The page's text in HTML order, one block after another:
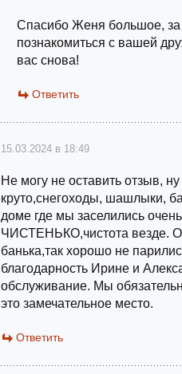
Спасибо Женя большое,
познакомиться с вашей
вас снова!
Ответить
15.03.2024 в 18:49
Не могу не оставить отзыв,
круто,снегоходы, шашлыки,
доме где мы заселились
ЧИСТЕНЬКО,чистота везде.
банька,так хорошо не
благодарность Ирине и
обслуживание. Мы
это замечательное место.
Ответить